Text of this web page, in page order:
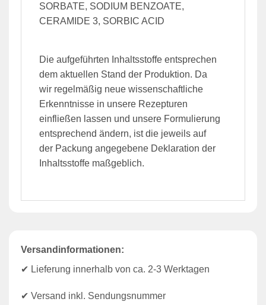
SORBATE, SODIUM BENZOATE,
CERAMIDE 3, SORBIC ACID
Die aufgeführten Inhaltsstoffe entsprechen
dem aktuellen Stand der Produktion. Da
wir regelmäßig neue wissenschaftliche
Erkenntnisse in unsere Rezepturen
einfließen lassen und unsere Formulierung
entsprechend ändern, ist die jeweils auf
der Packung angegebene Deklaration der
Inhaltsstoffe maßgeblich.
Versandinformationen:
✔ Lieferung innerhalb von ca. 2-3 Werktagen
✔ Versand inkl. Sendungsnummer